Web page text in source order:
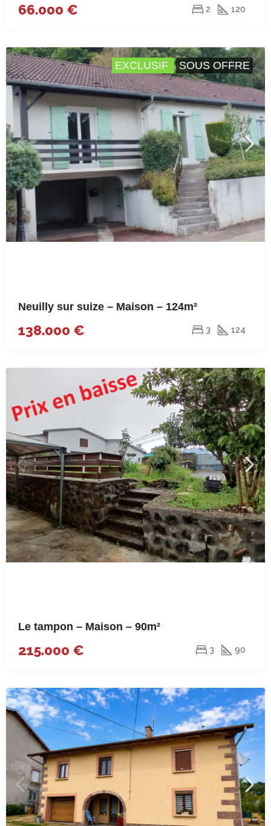
66.000 € 2 120
EXCLUSIF SOUS OFFRE
Neuilly sur suize – Maison – 124m²
138.000 € 3 124
Le tampon – Maison – 90m²
215.000 € 3 90